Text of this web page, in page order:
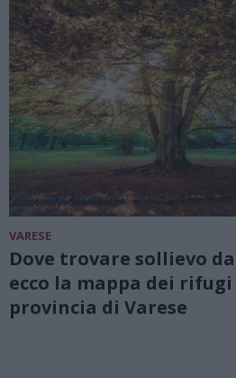
VARESE
Dove trovare sollievo
ecco la mappa dei
provincia di Varese